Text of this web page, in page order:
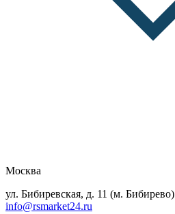
Москва
ул. Бибиревская, д. 11 (м. Бибирево)
info@rsmarket24.ru